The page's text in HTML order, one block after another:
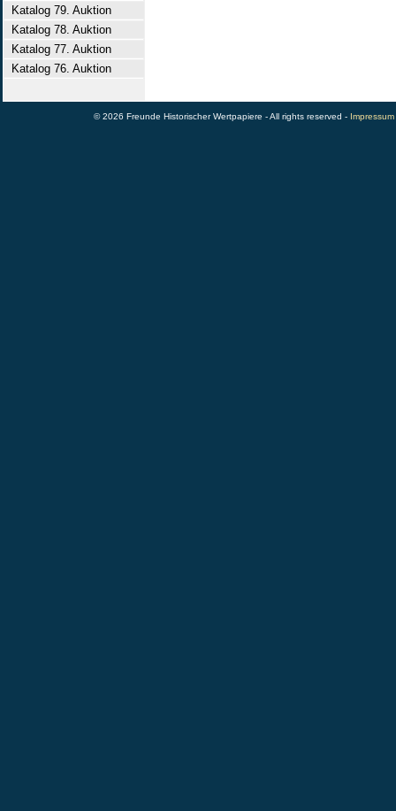
Katalog 79. Auktion
Katalog 78. Auktion
Katalog 77. Auktion
Katalog 76. Auktion
© 2026 Freunde Historischer Wertpapiere - All rights reserved - Impressum